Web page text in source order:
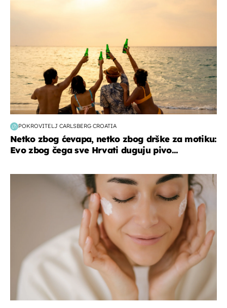
POKROVITELJ CARLSBERG CROATIA
Netko zbog ćevapa, netko zbog drške za motiku:
Evo zbog čega sve Hrvati duguju pivo...
moda & ljepota